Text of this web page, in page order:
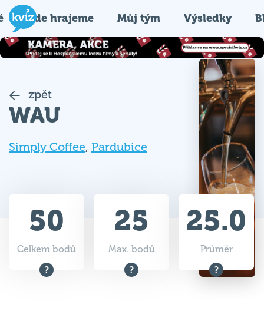
Kde hrajeme Můj tým Výsledky
zpět
WAU
Simply Coffee, Pardubice
50
Celkem bodů
25
Max. bodů
25.0
Průměr